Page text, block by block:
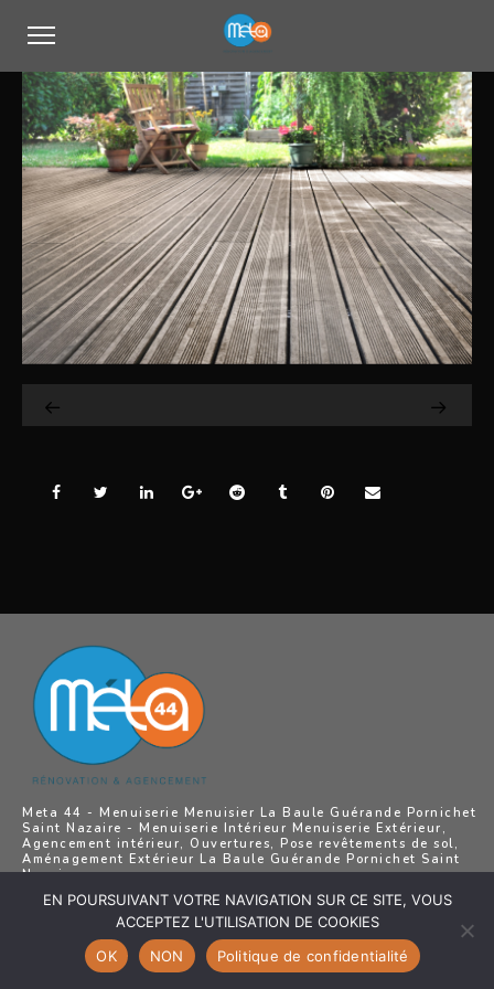
Meta 44 - Menuiserie Menuisier La Baule Guérande Pornichet
Saint Nazaire - Menuiserie Intérieur Menuiserie Extérieur,
Agencement intérieur, Ouvertures, Pose revêtements de sol,
Aménagement Extérieur La Baule Guérande Pornichet Saint
Nazaire
EN POURSUIVANT VOTRE NAVIGATION SUR CE SITE, VOUS
ACCEPTEZ L'UTILISATION DE COOKIES
OK
NON Politique de confidentialité